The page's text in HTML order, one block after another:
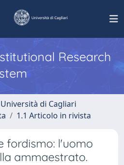
Research
di Cagliari
1.1 Articolo in rivista
fordismo: l'uomo
ammaestrato.